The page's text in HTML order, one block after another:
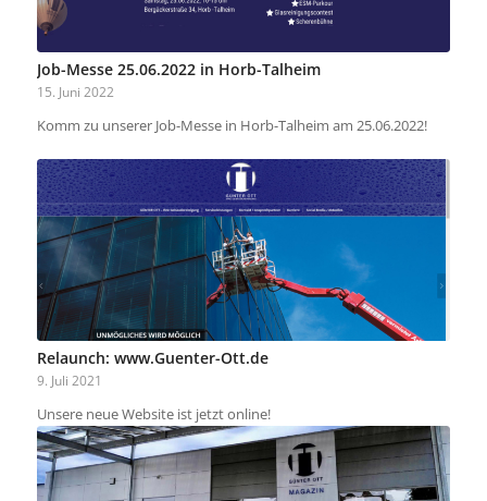
Job-Messe 25.06.2022 in Horb-Talheim
15. Juni 2022
Komm zu unserer Job-Messe in Horb-Talheim am 25.06.2022!
Relaunch: www.Guenter-Ott.de
9. Juli 2021
Unsere neue Website ist jetzt online!